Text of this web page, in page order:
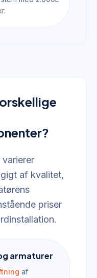
varierer
af kvalitet,
priser
armaturer
af